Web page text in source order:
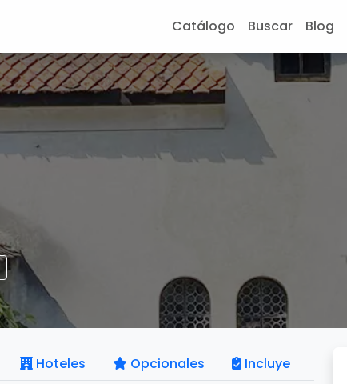
Catálogo Buscar Blog
Hoteles Opcionales Incluye